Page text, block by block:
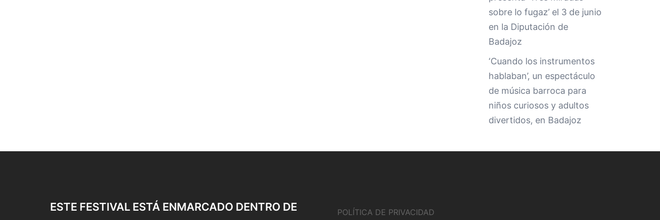
sobre lo fugaz’ el 3 de junio
en la Diputación de
Badajoz
‘Cuando los instrumentos
hablaban’, un espectáculo
de música barroca para
niños curiosos y adultos
divertidos, en Badajoz
ESTE FESTIVAL ESTÁ ENMARCADO DENTRO DE POLÍTICA DE PRIVACIDAD